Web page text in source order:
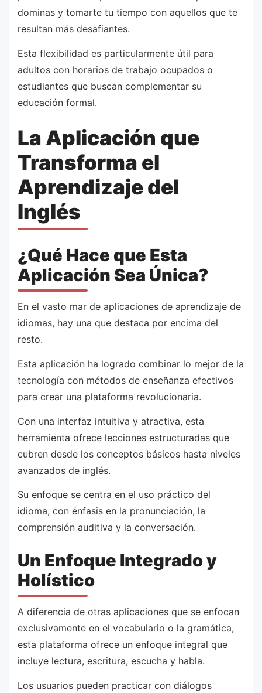
dominas y tomarte tu tiempo con aquellos que te
resultan más desafiantes.
Esta flexibilidad es particularmente útil para
adultos con horarios de trabajo ocupados o
estudiantes que buscan complementar su
educación formal.
La Aplicación que
Transforma el
Aprendizaje del
Inglés
¿Qué Hace que Esta
Aplicación Sea Única?
En el vasto mar de aplicaciones de aprendizaje de
idiomas, hay una que destaca por encima del
resto.
Esta aplicación ha logrado combinar lo mejor de la
tecnología con métodos de enseñanza efectivos
para crear una plataforma revolucionaria.
Con una interfaz intuitiva y atractiva, esta
herramienta ofrece lecciones estructuradas que
cubren desde los conceptos básicos hasta niveles
avanzados de inglés.
Su enfoque se centra en el uso práctico del
idioma, con énfasis en la pronunciación, la
comprensión auditiva y la conversación.
Un Enfoque Integrado y
Holístico
A diferencia de otras aplicaciones que se enfocan
exclusivamente en el vocabulario o la gramática,
esta plataforma ofrece un enfoque integral que
incluye lectura, escritura, escucha y habla.
Los usuarios pueden practicar con diálogos